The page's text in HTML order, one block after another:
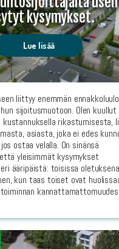
kysymykset.
Lue lisää
liittyy enemmän
sijoitusmuotoon. Olen kuullut
rikastumisesta,
asiasta, joka ei edes
ostaa velalla. On sinänsä
yleisimmät kysymykset
ääripäistä: toisissa
kun taas toiset ovat